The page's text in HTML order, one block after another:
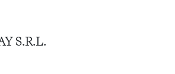
S.R.L.